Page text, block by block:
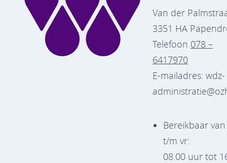
Van der
3351 HA
Telefoon 078 –
6417970
E-mailadres: wdz-
Bereikbaar
t/m vr:
08.00 uur tot